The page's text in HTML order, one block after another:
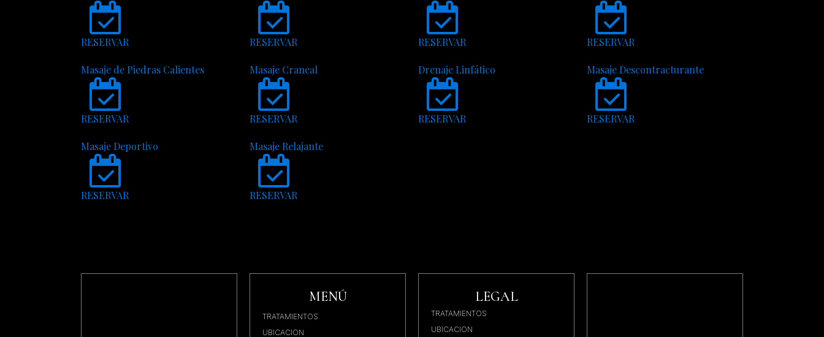
RESERVAR RESERVAR RESERVAR RESERVAR
Masaje de Piedras Calientes
RESERVAR
Masaje Craneal
RESERVAR
Drenaje Linfático
RESERVAR
Masaje Descontracturante
RESERVAR
Masaje Deportivo
RESERVAR
Masaje Relajante
RESERVAR
MENÚ
TRATAMIENTOS
UBICACION
LEGAL
TRATAMIENTOS
UBICACION